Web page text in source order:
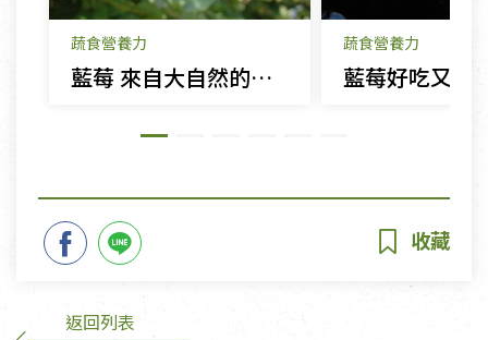
蔬食營養力
藍莓 來自大自然的綜合維他命
蔬食營養力
返回列表